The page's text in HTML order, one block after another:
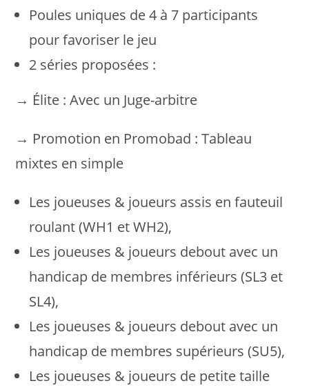
Poules uniques de 4 à 7 participants
pour favoriser le jeu
2 séries proposées :
→ Élite : Avec un Juge-arbitre
→ Promotion en Promobad : Tableau
mixtes en simple
Les joueuses & joueurs assis en fauteuil
roulant (WH1 et WH2),
Les joueuses & joueurs debout avec un
handicap de membres inférieurs (SL3 et
SL4),
Les joueuses & joueurs debout avec un
handicap de membres supérieurs (SU5),
Les joueuses & joueurs de petite taille